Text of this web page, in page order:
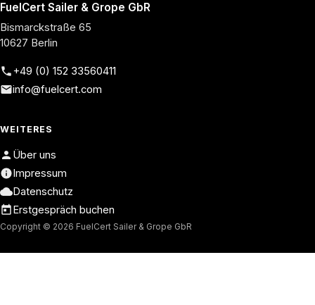
FuelCert Sailer & Grope GbR
Bismarckstraße 65
10627 Berlin
+49 (0) 152 33560411
info@fuelcert.com
WEITERES
Über uns
Impressum
Datenschutz
Erstgespräch buchen
Copyright © 2026 FuelCert Sailer & Grope GbR